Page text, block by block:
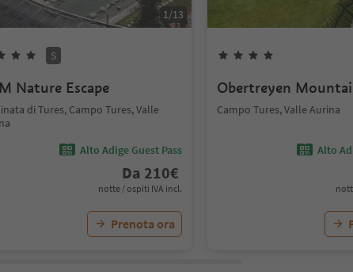
1/13
S
Nature Escape
di Tures, Campo Tures, Valle
Alto Adige Guest Pass
Da 210€
notte / ospiti IVA incl.
Prenota ora
Obertreyen
Campo Tures, Valle Aurina
Alto